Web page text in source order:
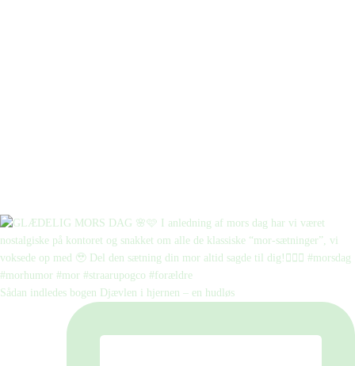
Sådan indledes bogen Djævlen i hjernen – en hudløs